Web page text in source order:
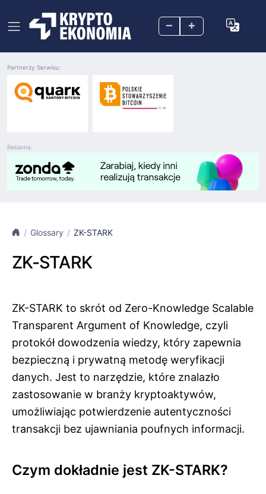
– +
Reklama:
Partnerzy Serwisu:
Glossary ZK-STARK
ZK-STARK
ZK-STARK to skrót od Zero-Knowledge Scalable
Transparent Argument of Knowledge, czyli
protokół dowodzenia wiedzy, który zapewnia
bezpieczną i prywatną metodę weryfikacji
danych. Jest to narzędzie, które znalazło
zastosowanie w branży kryptoaktywów,
umożliwiając potwierdzenie autentyczności
transakcji bez ujawniania poufnych informacji.
Czym dokładnie jest ZK-STARK?